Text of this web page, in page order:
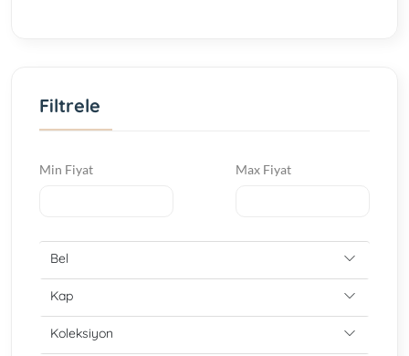
Filtrele
Min Fiyat Max Fiyat
Bel
Kap
Koleksiyon